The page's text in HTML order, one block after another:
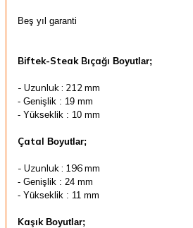
Beş yıl garanti
Biftek-Steak Bıçağı Boyutlar;
- Uzunluk : 212 mm
- Genişlik : 19 mm
- Yükseklik : 10 mm
Çatal Boyutlar;
- Uzunluk : 196 mm
- Genişlik : 24 mm
- Yükseklik : 11 mm
Kaşık Boyutlar;